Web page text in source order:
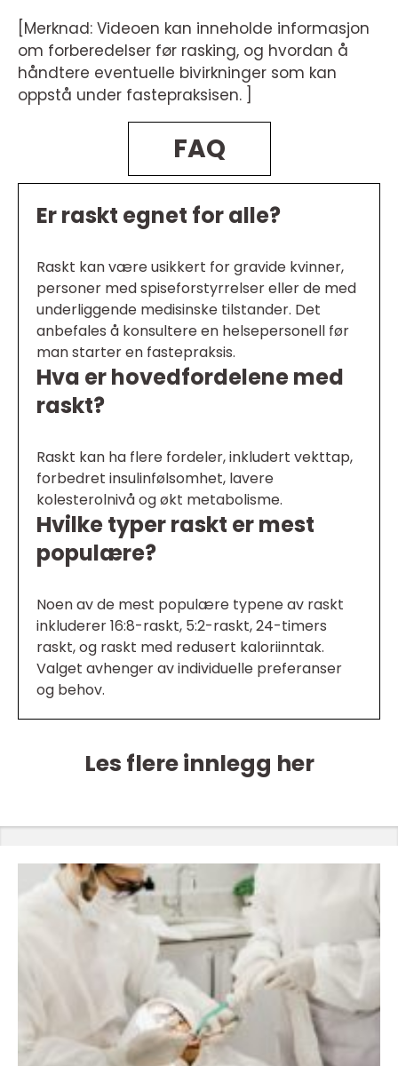
[Merknad: Videoen kan inneholde informasjon
om forberedelser før rasking, og hvordan å
håndtere eventuelle bivirkninger som kan
oppstå under fastepraksisen. ]
FAQ
Er raskt egnet for alle?
Raskt kan være usikkert for gravide kvinner,
personer med spiseforstyrrelser eller de med
underliggende medisinske tilstander. Det
anbefales å konsultere en helsepersonell før
man starter en fastepraksis.
Hva er hovedfordelene med
raskt?
Raskt kan ha flere fordeler, inkludert vekttap,
forbedret insulinfølsomhet, lavere
kolesterolnivå og økt metabolisme.
Hvilke typer raskt er mest
populære?
Noen av de mest populære typene av raskt
inkluderer 16:8-raskt, 5:2-raskt, 24-timers
raskt, og raskt med redusert kaloriinntak.
Valget avhenger av individuelle preferanser
og behov.
Les flere innlegg her